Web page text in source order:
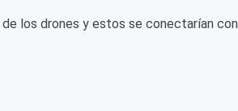
los drones y estos se conectarían con